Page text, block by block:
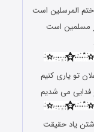
المرسلین است
مسلمین است
تو یاری کنیم
فدایی می شدیم
یاد حقیقت